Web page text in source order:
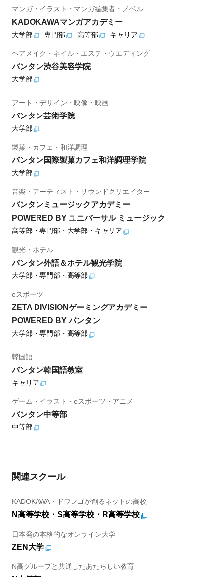
マンガ・イラスト・マンガ編集者・ノベル
KADOKAWAマンガアカデミー
大学部 専門部 高等部 キャリア
ヘアメイク・ネイル・エステ・ウエディング
バンタン渋谷美容学院
大学部
アート・デザイン・映像・映画
バンタン芸術学院
大学部
製菓・カフェ・和洋調理
バンタン国際製菓カフェ和洋調理学院
大学部
音楽・アーティスト・サウンドクリエイター
バンタンミュージックアカデミー
POWERED BY ユニバーサル ミュージック
高等部・専門部・大学部・キャリア
観光・ホテル
バンタン外語＆ホテル観光学院
大学部・専門部・高等部
eスポーツ
ZETA DIVISIONゲーミングアカデミー
POWERED BY バンタン
大学部・専門部・高等部
韓国語
バンタン韓国語教室
キャリア
ゲーム・イラスト・eスポーツ・アニメ
バンタン中等部
中等部
関連スクール
KADOKAWA・ドワンゴが創るネットの高校
N高等学校・S高等学校・R高等学校
日本発の本格的なオンライン大学
ZEN大学
N高グループと共通したあたらしい教育